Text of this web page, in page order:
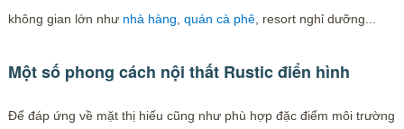
không gian lớn như nhà hàng quán cà phê, resort nghỉ dưỡng...
Một số phong cách nội thất Rustic điển hình
Để đáp ứng về mặt thị hiếu cũng như phù hợp đặc điểm môi trường